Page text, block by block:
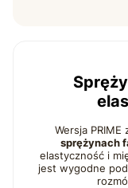
Wersja
sprężynach
elastyczność i
jest wygodne